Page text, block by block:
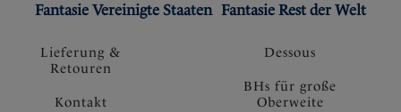
Lieferung &
Retouren
Kontakt
Fantasie Vereinigte Staaten Fantasie Rest der Welt
Dessous
BHs für große
Oberweite